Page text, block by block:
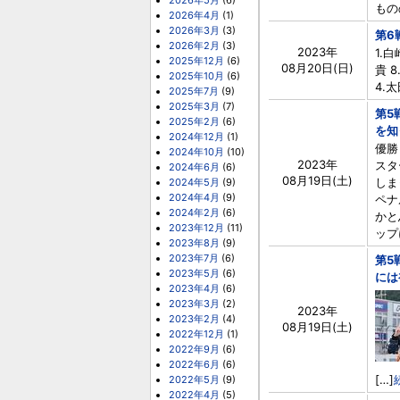
2026年4月 (1)
2026年3月 (3)
2026年2月 (3)
2025年12月 (6)
2025年10月 (6)
2025年7月 (9)
2025年3月 (7)
2025年2月 (6)
2024年12月 (1)
2024年10月 (10)
2024年6月 (6)
2024年5月 (9)
2024年4月 (9)
2024年2月 (6)
2023年12月 (11)
2023年8月 (9)
2023年7月 (6)
2023年5月 (6)
2023年4月 (6)
2023年3月 (2)
2023年2月 (4)
2022年12月 (1)
2022年9月 (6)
2022年6月 (6)
2022年5月 (9)
2022年4月 (5)
も
2023年
08月20日(日)
第6
1.白
貴
4.太
2023年
08月19日(土)
第5
を
優
ス
し
ペ
か
ッ
2023年
08月19日(土)
第5
に
[…]